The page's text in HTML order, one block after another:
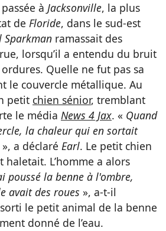
à Jacksonville, la plus
de Floride, dans le sud-est
Sparkman ramassait des
lorsqu’il a entendu du bruit
Quelle ne fut pas sa
le couvercle métallique. Au
petit chien sénior, tremblant
le média News 4 Jax. « Quand
la chaleur qui en sortait
», a déclaré Earl. Le petit chien
haletait. L’homme a alors
poussé la benne à l'ombre,
avait des roues », a-t-il
le petit animal de la benne
donné de l’eau.